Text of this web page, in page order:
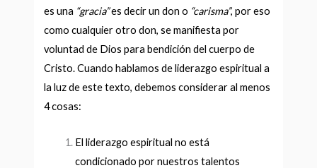
es una “gracia”es decir un don o “carisma”, por eso
como cualquier otro don, se manifiesta por
voluntad de Dios para bendición del cuerpo de
Cristo. Cuando hablamos de liderazgo espiritual a
la luz de este texto, debemos considerar al menos
4 cosas:
El liderazgo espiritual no está
condicionado por nuestros talentos